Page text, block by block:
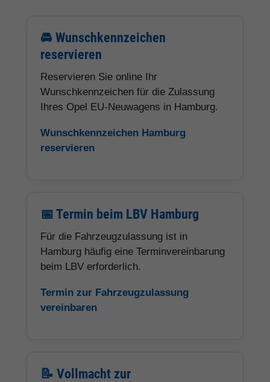
🚘 Wunschkennzeichen
reservieren
Reservieren Sie online Ihr
Wunschkennzeichen für die Zulassung
Ihres Opel EU-Neuwagens in Hamburg.
Wunschkennzeichen Hamburg
reservieren
📅 Termin beim LBV Hamburg
Für die Fahrzeugzulassung ist in
Hamburg häufig eine Terminvereinbarung
beim LBV erforderlich.
Termin zur Fahrzeugzulassung
vereinbaren
📝 Vollmacht zur